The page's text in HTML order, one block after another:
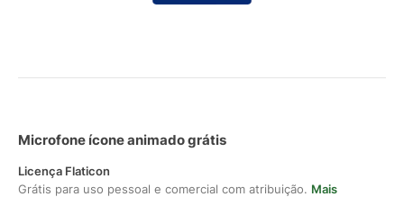
Microfone ícone animado grátis
Licença Flaticon
Grátis para uso pessoal e comercial com atribuição. Mais